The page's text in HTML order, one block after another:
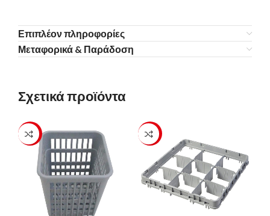
Επιπλέον πληροφορίες
Μεταφορικά & Παράδοση
Σχετικά προϊόντα
-23% -23%